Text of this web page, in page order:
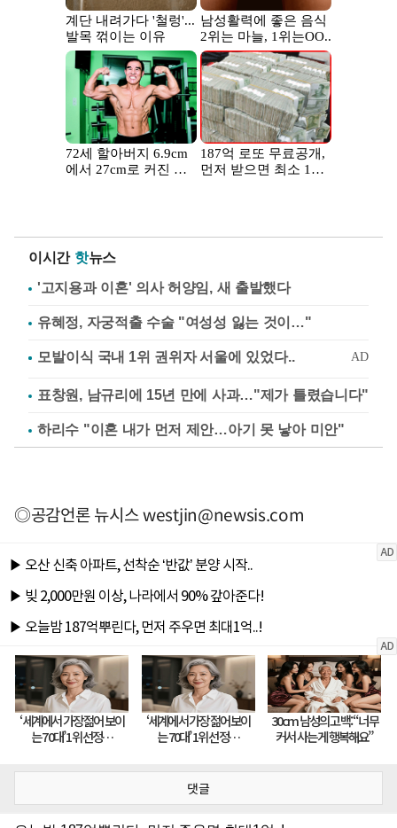
이시간 핫뉴스
'고지용과 이혼' 의사 허양임, 새 출발했다
유혜정, 자궁적출 수술 "여성성 잃는 것이…"
표창원, 남규리에 15년 만에 사과…"제가 틀렸습니다"
하리수 "이혼 내가 먼저 제안…아기 못 낳아 미안"
◎공감언론 뉴시스westjin@newsis.com
댓글